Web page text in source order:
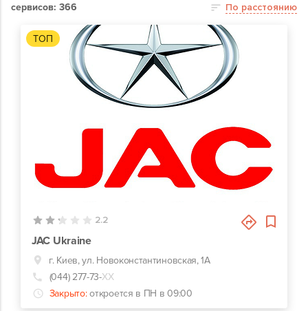
сервисов: 366 По расстоянию
ТОП
0
2.2
JAC Ukraine
г. Киев, ул. Новоконстантиновская, 1А
(044) 277-73-ХХ
Закрыто: откроется в ПН в 09:00